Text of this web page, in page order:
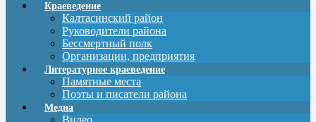
Краеведение
Калтасинский район
Руководители района
Бессмертный полк
Организации, предприятия
Литературное краеведение
Памятные места
Поэты и писатели района
Медиа
Видео